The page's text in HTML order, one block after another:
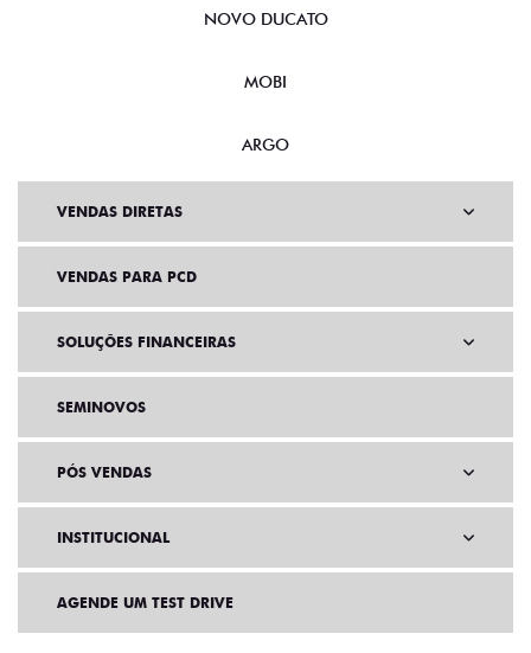
NOVO DUCATO
MOBI
ARGO
VENDAS DIRETAS
VENDAS PARA PCD
SOLUÇÕES FINANCEIRAS
SEMINOVOS
PÓS VENDAS
INSTITUCIONAL
AGENDE UM TEST DRIVE